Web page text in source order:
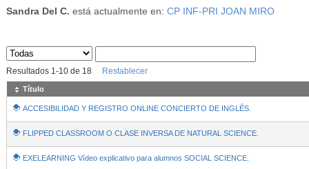
Sandra Del C. está actualmente en: CP INF-PRI JOAN MIRO
Sus archivos
Resultados 1-10de 18 Restablecer
Título
ACCESIBILIDAD Y REGISTRO ONLINE CONCIERTO DE INGLÉS.
FLIPPED CLASSROOM O CLASE INVERSA DE NATURAL SCIENCE.
EXELEARNING Vídeo explicativo para alumnos SOCIAL SCIENCE.